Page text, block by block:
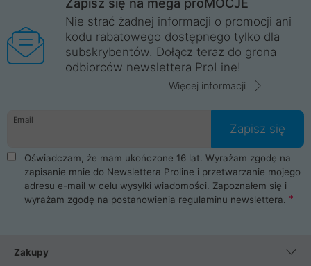
Trzebnica, Opole. Szybka i profesjonalna obsługa!
ProLine to polska firma ze 100% polskim kapitałem. Działamy
legalnie i płacimy podatki w naszym kraju! Posiadamy siedzibę
główną w Mirkowie oraz salony na terenie kraju. Cała
komunikacja ze sklepem komputerowym ProLine jest
danych osobowych. Dlatego zakup notebooka albo laptopa w
ProLine to czysta przyjemność i pełne bezpieczeństwo.
Zaopatrzysz się u nas w akcesoria i części komputerowe
takie jak procesory, karty graficzne, płyty główne, pamięci,
dyski SSD, M.2 oraz HDD. Nasi pracownicy pomogą Ci wybrać
najlepszy zasilacz komputerowy oraz obudowę do komputera.
Poza komputerami mamy również najlepsze na rynku
Smartfony takich producentów jak Xiaomi, Apple, Samsung i
wentylatory. Na koniec mając już to wszystko, możesz
Zapisz się na mega proMOCJE
Nie strać żadnej informacji o promocji ani
kodu rabatowego dostępnego tylko dla
subskrybentów. Dołącz teraz do grona
odbiorców newslettera ProLine!
Więcej informacji
Email
Zapisz się
Oświadczam, że mam ukończone 16 lat. Wyrażam zgodę na
zapisanie mnie do Newslettera Proline i przetwarzanie mojego
adresu e-mail w celu wysyłki wiadomości. Zapoznałem się i
wyrażam zgodę na postanowienia regulaminu newslettera.
Zakupy